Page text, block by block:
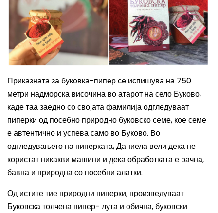
Приказната за буковка-пипер се испишува на 750
метри надморска височина во атарот на село Буково,
каде таа заедно со својата фамилија одгледуваат
пиперки од посебно природно буковско семе, кое семе
е автентично и успева само во Буково. Во
одгледувањето на пиперката, Даниела вели дека не
користат никакви машини и дека обработката е рачна,
бавна и природна со посебни алатки.
Од истите тие природни пиперки, произведуваат
Буковска толчена пипер- лута и обична, буковски